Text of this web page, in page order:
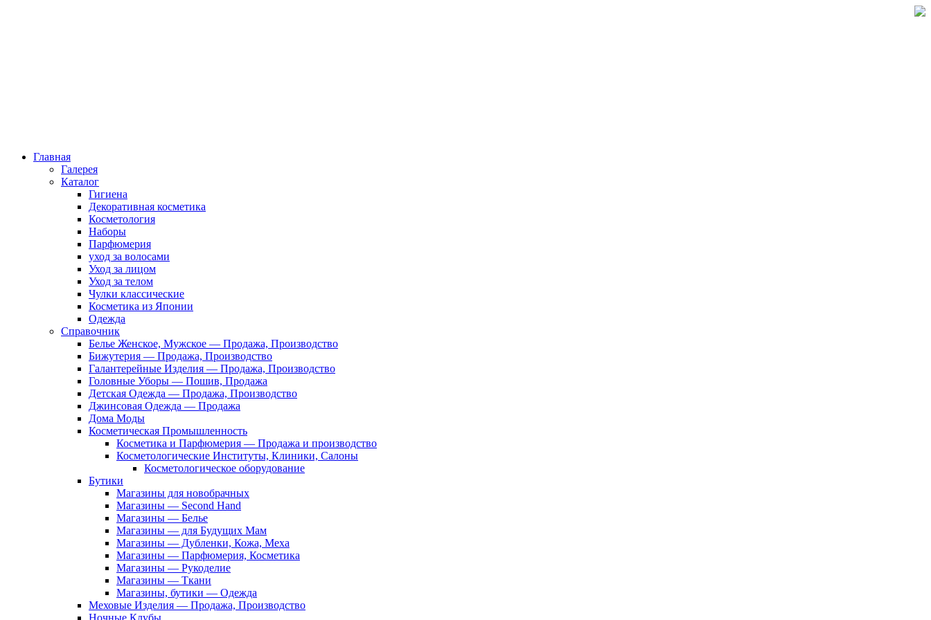
Главная
Галерея
Каталог
Гигиена
Декоративная косметика
Косметология
Наборы
Парфюмерия
уход за волосами
Уход за лицом
Уход за телом
Чулки классические
Косметика из Японии
Одежда
Справочник
Белье Женское, Мужское — Продажа, Производство
Бижутерия — Продажа, Производство
Галантерейные Изделия — Продажа, Производство
Головные Уборы — Пошив, Продажа
Детская Одежда — Продажа, Производство
Джинсовая Одежда — Продажа
Дома Моды
Косметическая Промышленность
Косметика и Парфюмерия — Продажа и производство
Косметологические Институты, Клиники, Салоны
Косметологическое оборудование
Бутики
Магазины для новобрачных
Магазины — Second Hand
Магазины — Белье
Магазины — для Будущих Мам
Магазины — Дубленки, Кожа, Меха
Магазины — Парфюмерия, Косметика
Магазины — Рукоделие
Магазины — Ткани
Магазины, бутики — Одежда
Меховые Изделия — Продажа, Производство
Ночные Клубы